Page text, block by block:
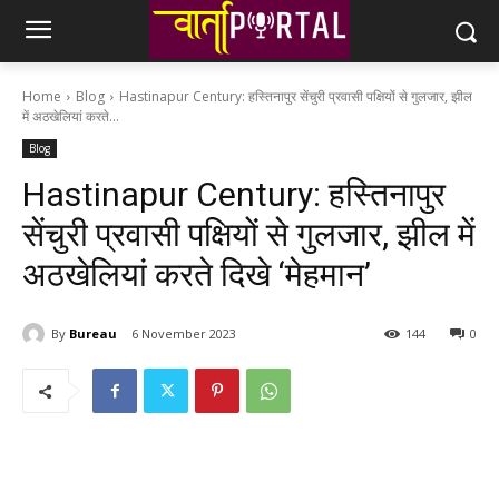
Home Blog
Hastinapur Century: हस्तिनापुर सेंचुरी प्रवासी पक्षियों से गुलजार, झील
में अठखेलियां करते...
Blog
Hastinapur Century: हस्तिनापुर
सेंचुरी प्रवासी पक्षियों से गुलजार, झील में
अठखेलियां करते दिखे ‘मेहमान’
By Bureau 6 November 2023 0
144